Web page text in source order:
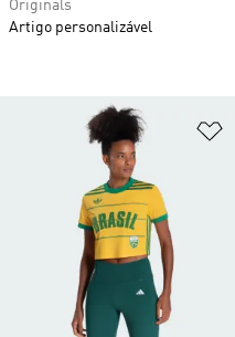
Originals
Artigo personalizável